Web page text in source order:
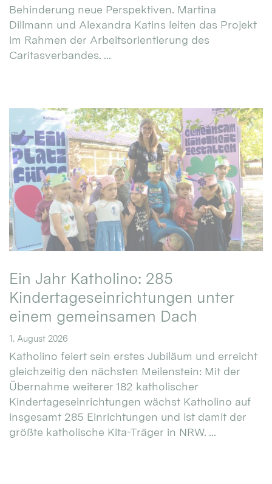
Behinderung neue Perspektiven. Martina
Dillmann und Alexandra Katins leiten das Projekt
im Rahmen der Arbeitsorientierung des
Caritasverbandes. ...
Ein Jahr Katholino: 285
Kindertageseinrichtungen unter
einem gemeinsamen Dach
1. August 2026
Katholino feiert sein erstes Jubiläum und erreicht
gleichzeitig den nächsten Meilenstein: Mit der
Übernahme weiterer 182 katholischer
Kindertageseinrichtungen wächst Katholino auf
insgesamt 285 Einrichtungen und ist damit der
größte katholische Kita-Träger in NRW. ...